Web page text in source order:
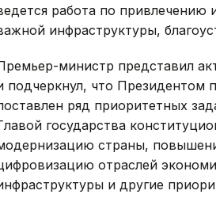
работа по привлечению
инфраструктуры,
министр представил
подчеркнул, что Президентом
ряд приоритетных
государства
страны,
отраслей
и другие